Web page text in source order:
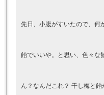
先日、小腹がすいたので、何
飴でいいや。と思い、色々な
ん？なんだこれ？ 干し梅と